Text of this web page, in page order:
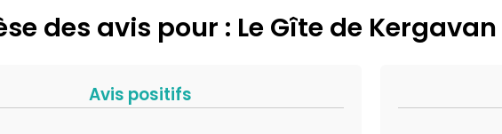
des avis pour : Le Gîte de
Avis positifs